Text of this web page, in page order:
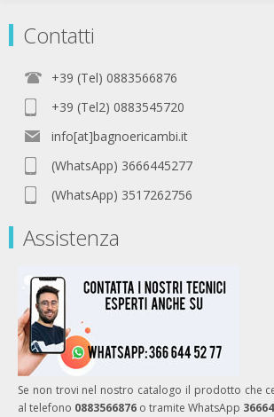
Contatti
+39 (Tel) 0883566876
+39 (Tel2) 0883545720
info[at]bagnoericambi.it
(WhatsApp) 3666445277
(WhatsApp) 3517262756
Assistenza
Se non trovi nel nostro catalogo il prodotto che
al telefono 0883566876 o tramite WhatsApp